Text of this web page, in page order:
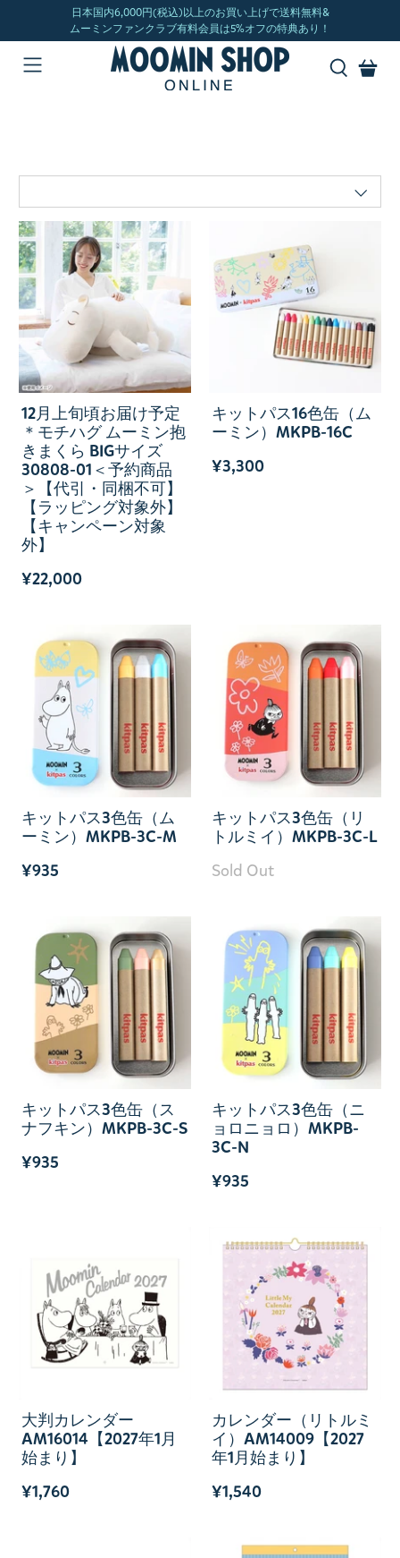
12月上旬頃お届け予定
＊モチハグ ムーミン抱
きまくら BIGサイズ
30808-01＜予約商品
＞【代引・同梱不可】
【ラッピング対象外】
【キャンペーン対象
外】
¥22,000
キットパス16色缶（ム
ーミン）MKPB-16C
¥3,300
キットパス3色缶（ム
ーミン）MKPB-3C-M
¥935
キットパス3色缶（リ
トルミイ）MKPB-3C-L
Sold Out
キットパス3色缶（ス
ナフキン）MKPB-3C-S
¥935
キットパス3色缶（ニ
ョロニョロ）MKPB-
3C-N
¥935
大判カレンダー
AM16014【2027年1月
始まり】
¥1,760
カレンダー（リトルミ
イ）AM14009【2027
年1月始まり】
¥1,540